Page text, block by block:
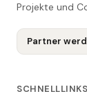
Projekte und
Partner
SCHNELLLINKS